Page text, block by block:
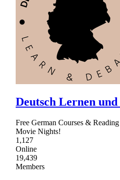
Deutsch Lernen
Free German Courses &
Movie Nights!
1,127
Online
19,439
Members